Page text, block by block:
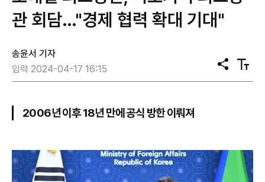
관 회담…"경제 협력 확대 기대"
송윤서 기자
입력 2024-04-17 16:15
공
유
텍
스
2006년 이후 18년 만에 공식 방한 이뤄져